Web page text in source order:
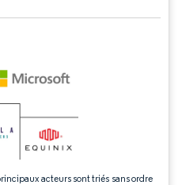
acteurs sont triés sans ordre
nécessite une attribution sous CC